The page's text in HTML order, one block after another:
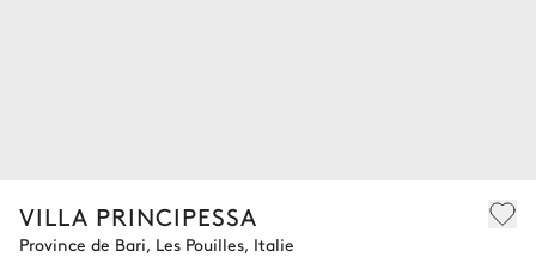
VILLA PRINCIPESSA
Province de Bari, Les Pouilles, Italie